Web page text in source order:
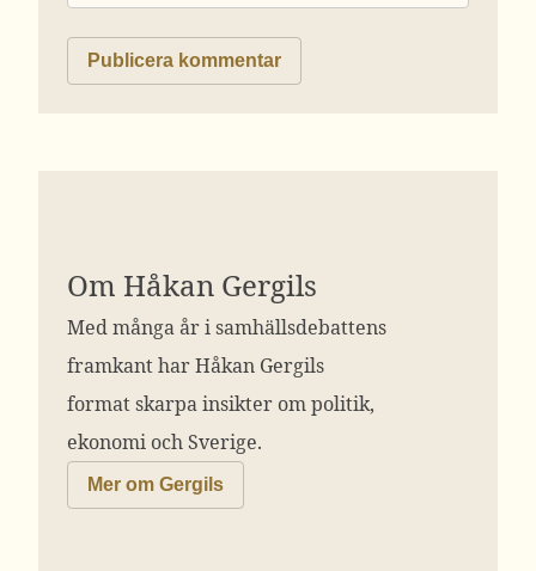
Om Håkan Gergils
Med många år i samhällsdebattens
framkant har Håkan Gergils
format skarpa insikter om politik,
ekonomi och Sverige.
Mer om Gergils